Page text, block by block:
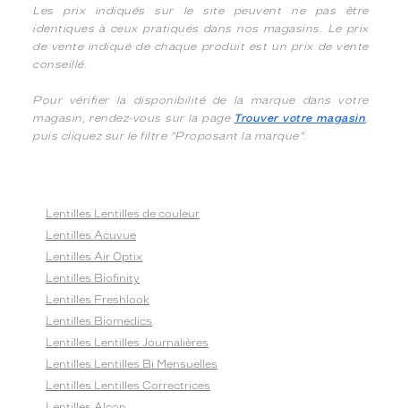
Les prix indiqués sur le site peuvent ne pas être
identiques à ceux pratiqués dans nos magasins. Le prix
de vente indiqué de chaque produit est un prix de vente
conseillé.
Pour vérifier la disponibilité de la marque dans votre
magasin, rendez-vous sur la page Trouver votre magasin,
puis cliquez sur le filtre "Proposant la marque".
Lentilles Lentilles de couleur
Lentilles Acuvue
Lentilles Air Optix
Lentilles Biofinity
Lentilles Freshlook
Lentilles Biomedics
Lentilles Lentilles Journalières
Lentilles Lentilles Bi Mensuelles
Lentilles Lentilles Correctrices